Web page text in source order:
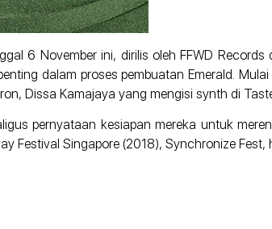
6 November ini, dirilis oleh FFWD
dalam proses pembuatan Emerald.
Dissa Kamajaya yang mengisi synth di
pernyataan kesiapan mereka untuk
Festival Singapore (2018), Synchronize Fest,